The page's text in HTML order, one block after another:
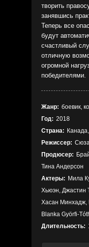
творить
занявшись
Теперь все
будут
счастливый
отличную
огромной
победителями.
Жанр: боевик,
Год: 2018
Страна:
Режиссер:
Продюсер:
Тина Андерсон
Актеры: Мила
Хьюэн, Джастин
Хасан
Blanka Györfi-
Длительность: